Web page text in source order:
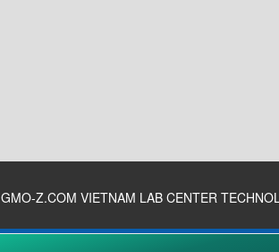
GMO-Z.COM VIETNAM LAB CENTER